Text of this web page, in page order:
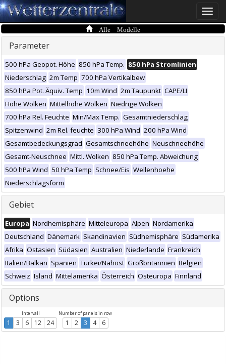
Toggle
Alle Modelle
Parameter
500 hPa Geopot. Höhe 850 hPa Temp. 850 hPa Stromlinien
Niederschlag 2m Temp 700 hPa Vertikalbew
850 hPa Pot. Äquiv. Temp 10m Wind 2m Taupunkt CAPE/LI
Hohe Wolken Mittelhohe Wolken Niedrige Wolken
700 hPa Rel. Feuchte Min/Max Temp. Gesamtniederschlag
Spitzenwind 2m Rel. feuchte 300 hPa Wind 200 hPa Wind
Gesamtbedeckungsgrad Gesamtschneehöhe Neuschneehöhe
Gesamt-Neuschnee Mittl. Wolken 850 hPa Temp. Abweichung
500 hPa Wind 50 hPa Temp Schnee/Eis Wellenhoehe
Niederschlagsform
Gebiet
Europa Nordhemisphäre Mitteleuropa Alpen Nordamerika
Deutschland Dänemark Skandinavien Südhemisphäre Südamerika
Afrika Ostasien Südasien Australien Niederlande Frankreich
Italien/Balkan Spanien Türkei/Nahost Großbritannien Belgien
Schweiz Island Mittelamerika Österreich Osteuropa Finnland
Options
Intervall
1 3 6 12 24
Number of panels in row
1 2 3 4 6